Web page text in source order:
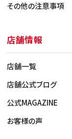
その他の注意事項
店舗情報
店舗一覧
店舗公式ブログ
公式MAGAZINE
お客様の声